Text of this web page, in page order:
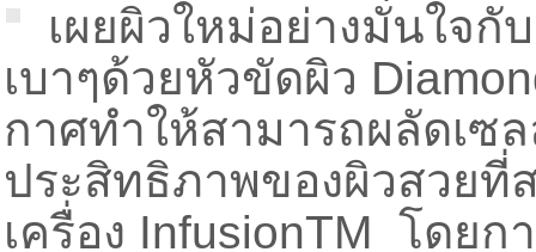
เผยผิวใหม่อย่างมั่นใจกั
เบาๆด้วยหัวขัดผิว
กาศทำให้สามารถผลัดเซ
ประสิทธิภาพของผิวสวย
เครื่อง InfusionTM โดย